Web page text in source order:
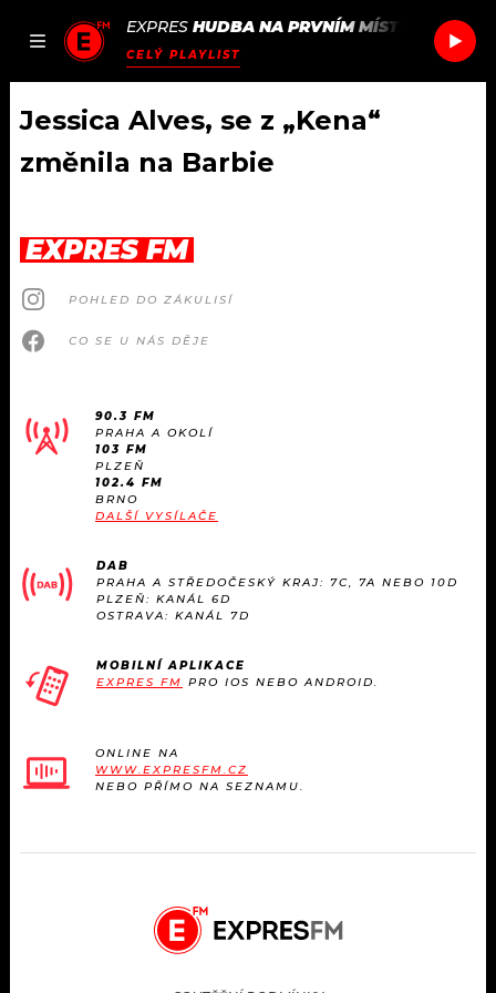
JAK
SEZNAM.CZ
EXPRES HUDBA NA PRVNÍM MÍSTĚ LENNY
CELÝ PLAYLIST
ČLÁNKY
AKTUÁLNĚ
HUDBA
#NEBUDUDOMA
KALENDÁŘ
TRENDY
MIX
PODCASTY
JAK NALADIT
RÁDIO
APLIKACE
PROGRAM
PLAYLIST
JAK NALADIT
SOUTĚŽE
Jessica Alves, se z „Kena“
změnila na Barbie
EXPRES FM
POHLED DO ZÁKULISÍ
CO SE U NÁS DĚJE
90.3 FM
PRAHA A OKOLÍ
103 FM
PLZEŇ
102.4 FM
BRNO
DALŠÍ VYSÍLAČE
DAB
PRAHA A STŘEDOČESKÝ KRAJ: 7C, 7A NEBO 10D
PLZEŇ: KANÁL 6D
OSTRAVA: KANÁL 7D
MOBILNÍ APLIKACE
EXPRES FM PRO IOS NEBO ANDROID.
ONLINE NA
WWW.EXPRESFM.CZ
NEBO PŘÍMO NA SEZNAMU.